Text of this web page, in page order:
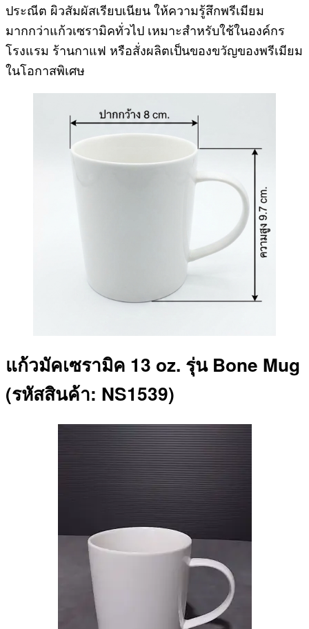
ประณีต ผิวสัมผัสเรียบเนียน ให้ความรู้สึกพรีเมียม
มากกว่าแก้วเซรามิคทั่วไป เหมาะสำหรับใช้ในองค์กร
โรงแรม ร้านกาแฟ หรือสั่งผลิตเป็นของขวัญของพรีเมียม
ในโอกาสพิเศษ
แก้วมัคเซรามิค 13 oz. รุ่น Bone Mug
(รหัสสินค้า: NS1539)